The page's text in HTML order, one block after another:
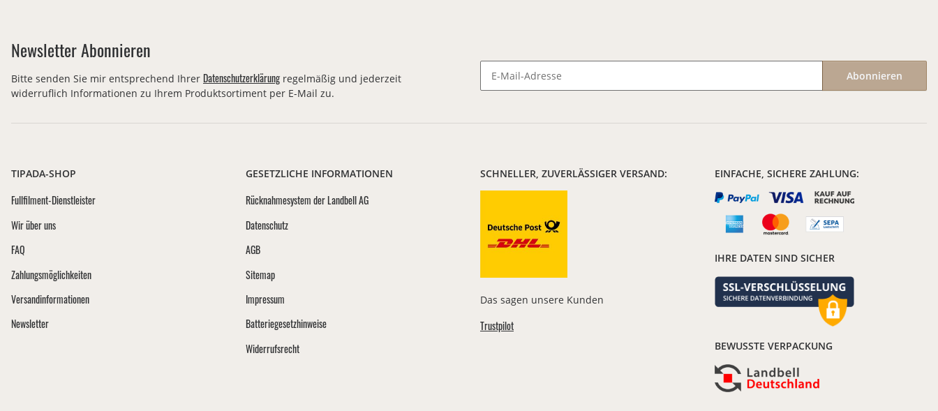
Newsletter Abonnieren
Bitte senden Sie mir entsprechend Ihrer Datenschutzerklärung regelmäßig und jederzeit
widerruflich Informationen zu Ihrem Produktsortiment per E-Mail zu.
Abonnieren
TIPADA-SHOP
Fullfilment-Dienstleister
Wir über uns
FAQ
Zahlungsmöglichkeiten
Versandinformationen
Newsletter
GESETZLICHE INFORMATIONEN
Rücknahmesystem der Landbell AG
Datenschutz
AGB
Sitemap
Impressum
Batteriegesetzhinweise
Widerrufsrecht
SCHNELLER, ZUVERLÄSSIGER VERSAND:
Das sagen unsere Kunden
Trustpilot
EINFACHE, SICHERE ZAHLUNG:
IHRE DATEN SIND SICHER
BEWUSSTE VERPACKUNG